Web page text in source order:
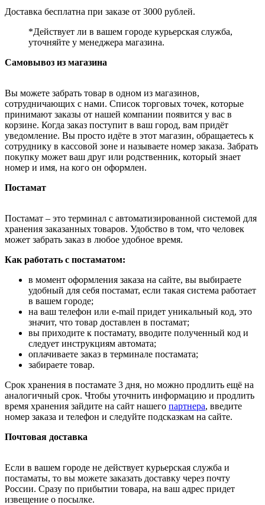
Доставка бесплатна при заказе от 3000 рублей.
*Действует ли в вашем городе курьерская служба,
уточняйте у менеджера магазина.
Самовывоз из магазина
Вы можете забрать товар в одном из магазинов,
сотрудничающих с нами. Список торговых точек, которые
принимают заказы от нашей компании появится у вас в
корзине. Когда заказ поступит в ваш город, вам придёт
уведомление. Вы просто идёте в этот магазин, обращаетесь к
сотруднику в кассовой зоне и называете номер заказа. Забрать
покупку может ваш друг или родственник, который знает
номер и имя, на кого он оформлен.
Постамат
Постамат – это терминал с автоматизированной системой для
хранения заказанных товаров. Удобство в том, что человек
может забрать заказ в любое удобное время.
Как работать с постаматом:
в момент оформления заказа на сайте, вы выбираете
удобный для себя постамат, если такая система работает
в вашем городе;
на ваш телефон или e-mail придет уникальный код, это
значит, что товар доставлен в постамат;
вы приходите к постамату, вводите полученный код и
следует инструкциям автомата;
оплачиваете заказ в терминале постамата;
забираете товар.
Срок хранения в постамате 3 дня, но можно продлить ещё на
аналогичный срок. Чтобы уточнить информацию и продлить
время хранения зайдите на сайт нашего партнера, введите
номер заказа и телефон и следуйте подсказкам на сайте.
Почтовая доставка
Если в вашем городе не действует курьерская служба и
постаматы, то вы можете заказать доставку через почту
России. Сразу по прибытии товара, на ваш адрес придет
извещение о посылке.